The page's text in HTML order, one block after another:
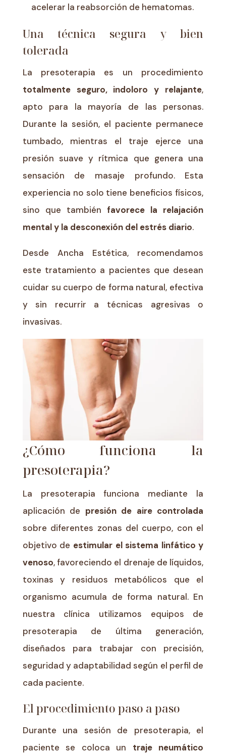
acelerar la reabsorción de hematomas.
Una técnica segura y bien
tolerada
La presoterapia es un procedimiento
totalmente seguro, indoloro y relajante,
apto para la mayoría de las personas.
Durante la sesión, el paciente permanece
tumbado, mientras el traje ejerce una
presión suave y rítmica que genera una
sensación de masaje profundo. Esta
experiencia no solo tiene beneficios físicos,
sino que tambiénfavorece la relajación
mental y la desconexión del estrés diario.
Desde Ancha Estética, recomendamos
este tratamiento a pacientes que desean
cuidar su cuerpo de forma natural, efectiva
y sin recurrir a técnicas agresivas o
invasivas.
¿Cómo funciona la
presoterapia?
La presoterapia funciona mediante la
aplicación de presión de aire controlada
sobre diferentes zonas del cuerpo, con el
objetivo de estimular el sistema linfático y
venoso, favoreciendo el drenaje de líquidos,
toxinas y residuos metabólicos que el
organismo acumula de forma natural. En
nuestra clínica utilizamos equipos de
presoterapia de última generación,
diseñados para trabajar con precisión,
seguridad y adaptabilidad según el perfil de
cada paciente.
El procedimiento paso a paso
Durante una sesión de presoterapia, el
paciente se coloca un traje neumático